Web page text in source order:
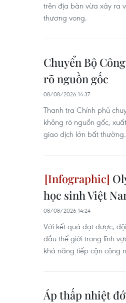
trên địa bàn vừa xảy ra
thương vong.
Chuyển Bộ
rõ nguồn gốc
08/08/2026 14:37
Thanh tra Chính phủ
không rõ nguồn gốc,
giao dịch lớn bất thường.
học sinh Việt
08/08/2026 14:24
Với kết quả đạt được,
đầu thế giới trong lĩnh
khả năng tiếp cận công
Áp thấp nhiệt